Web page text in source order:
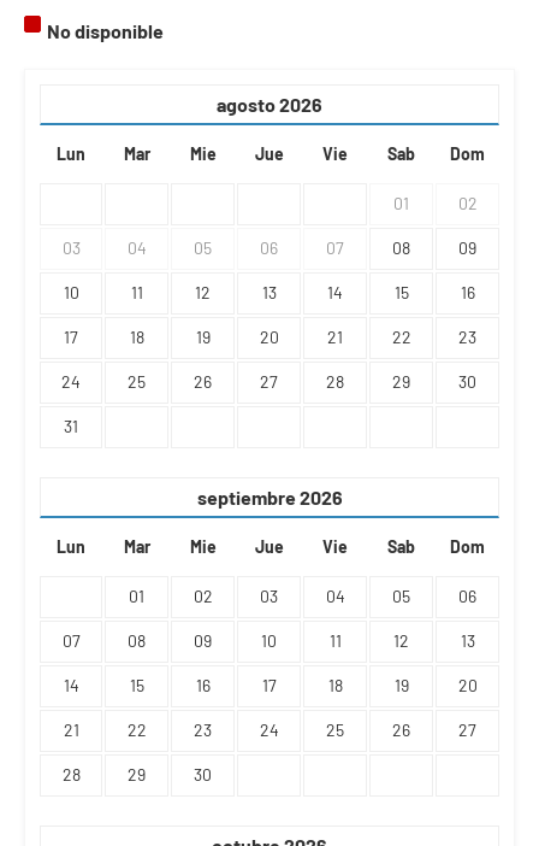
No disponible
agosto2026
Lun Mar Mie Jue Vie Sab Dom
01 02
03 04 05 06 07 08 09
10 11 12 13 14 15 16
17 18 19 20 21 22 23
24 25 26 27 28 29 30
31
septiembre2026
Lun Mar Mie Jue Vie Sab Dom
01 02 03 04 05 06
07 08 09 10 11 12 13
14 15 16 17 18 19 20
21 22 23 24 25 26 27
28 29 30